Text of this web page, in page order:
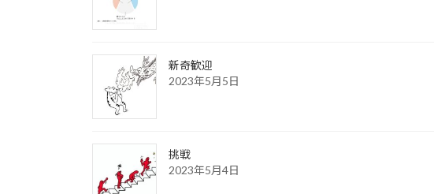
新奇歓迎
2023年5月5日
挑戦
2023年5月4日